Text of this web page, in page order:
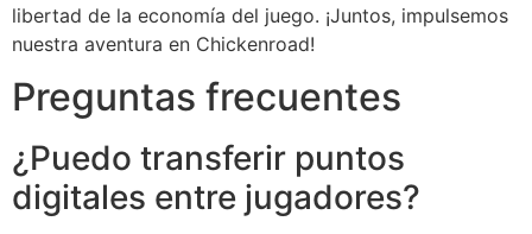
libertad de la economía del juego. ¡Juntos, impulsemos
nuestra aventura en Chickenroad!
Preguntas frecuentes
¿Puedo transferir puntos
digitales entre jugadores?